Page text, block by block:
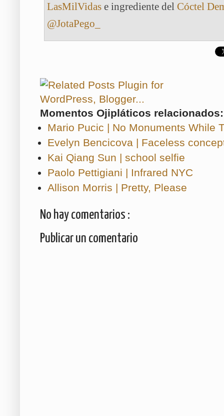
LasMilVidas e ingrediente del Cóctel
@JotaPego_
Momentos Ojipláticos relacionados:
Mario Pucic | No Monuments While
Evelyn Bencicova | Faceless
Kai Qiang Sun | school selfie
Paolo Pettigiani | Infrared NYC
Allison Morris | Pretty, Please
No hay comentarios :
Publicar un comentario